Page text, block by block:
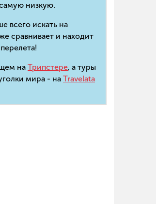
низкую.
всего искать на
сравнивает и находит
на Трипстере, а туры
мира - на Travelata